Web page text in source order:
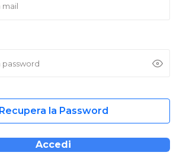
Recupera la Password
Accedi